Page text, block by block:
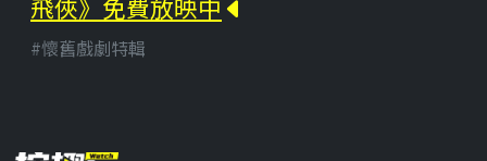
飛俠》免費放映中
#懷舊戲劇特輯